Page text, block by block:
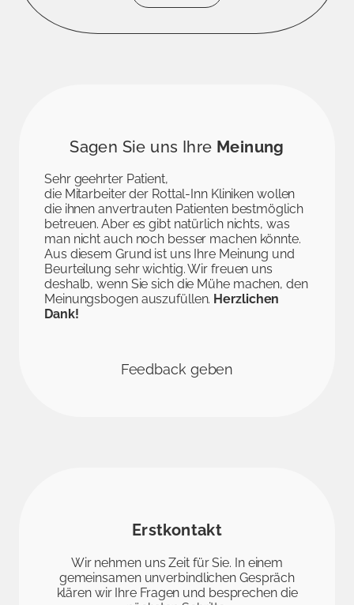
Sagen Sie uns Ihre Meinung
Sehr geehrter Patient,
die Mitarbeiter der Rottal-Inn Kliniken wollen
die ihnen anvertrauten Patienten bestmöglich
betreuen. Aber es gibt natürlich nichts, was
man nicht auch noch besser machen könnte.
Aus diesem Grund ist uns Ihre Meinung und
Beurteilung sehr wichtig. Wir freuen uns
deshalb, wenn Sie sich die Mühe machen, den
Meinungsbogen auszufüllen. Herzlichen
Dank!
Feedback geben
Erstkontakt
Wir nehmen uns Zeit für Sie. In einem
gemeinsamen unverbindlichen Gespräch
klären wir Ihre Fragen und besprechen die